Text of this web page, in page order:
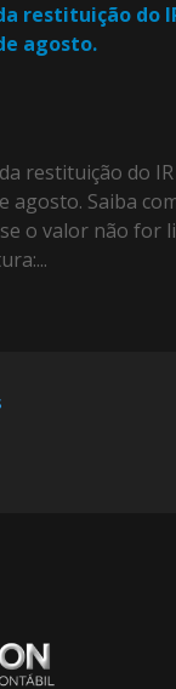
restituição do
agosto.
restituição do
agosto. Saiba
o valor não for